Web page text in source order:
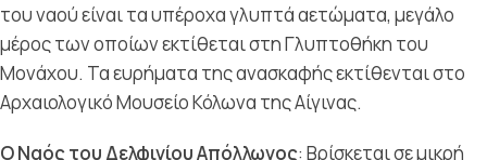
του ναού είναι τα υπέροχα γλυπτά αετώματα, μεγάλο
μέρος των οποίων εκτίθεται στη Γλυπτοθήκη του
Μονάχου. Τα ευρήματα της ανασκαφής εκτίθενται στο
Αρχαιολογικό Μουσείο Κόλωνα της Αίγινας.
Ο Ναός του Δελφινίου Απόλλωνος: Βρίσκεται σε μικρή